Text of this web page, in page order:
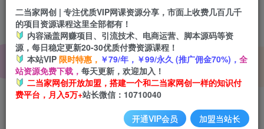
蓝海冷门小红书虚拟资料最新赛道，小白0基础即可操作，日
入500+非常轻松【揭秘】
二当家网创 | 专注优质VIP网课资源分享，市面上收费几百几千
的项目资源课程这里全部都有！
内容涵盖网赚项目、引流技术、电商运营、脚本源码等资
源，每日稳定更新20-30优质付费资源课程！
本站VIP 限时特惠， ￥79/年，￥99/永久 (推广佣金70%)， 全
站资源免费下载， 每天更新，欢迎加入！
二当家网创开放加盟，搭建一个和二当家网创一样的知识付
费平台，月入5万+站长微信：10710040
开通VIP会员 加盟当站长